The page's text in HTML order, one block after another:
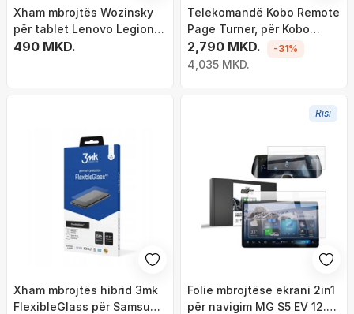
Xham mbrojtës Wozinsky
për tablet Lenovo Legion
Y700 2025, tempered
490 MKD.
Telekomandë Kobo Remote
Page Turner, për Kobo
eReaders, Bluetooth, e
zezë
2,790 MKD.
4,035 MKD.
-31%
Xham mbrojtës hibrid 3mk
FlexibleGlass për Samsung
Risi
Folie mbrojtëse ekrani 2in1
për navigim MG S5 EV 12.8"